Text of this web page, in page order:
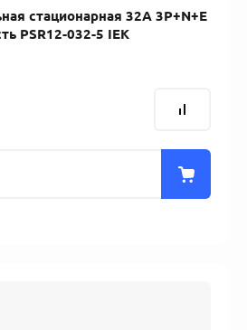
стационарная 32А 3Р+N+Е
PSR12-032-5 IEK